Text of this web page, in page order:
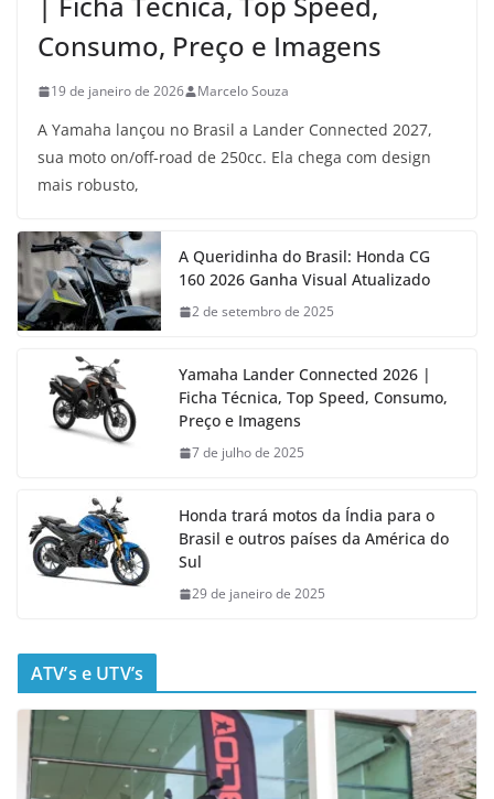
Consumo, Preço e Imagens
19 de janeiro de 2026 Marcelo Souza
A Yamaha lançou no Brasil a Lander Connected 2027,
sua moto on/off-road de 250cc. Ela chega com design
mais robusto,
A Queridinha do Brasil: Honda CG
160 2026 Ganha Visual Atualizado
2 de setembro de 2025
Yamaha Lander Connected 2026 |
Ficha Técnica, Top Speed, Consumo,
Preço e Imagens
7 de julho de 2025
Honda trará motos da Índia para o
Brasil e outros países da América do
Sul
29 de janeiro de 2025
ATV’s e UTV’s